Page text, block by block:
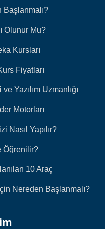
Başlanmalı?
Olunur Mu?
Kursları
Fiyatları
Yazılım Uzmanlığı
Motorları
Nasıl Yapılır?
Öğrenilir?
10 Araç
Nereden Başlanmalı?